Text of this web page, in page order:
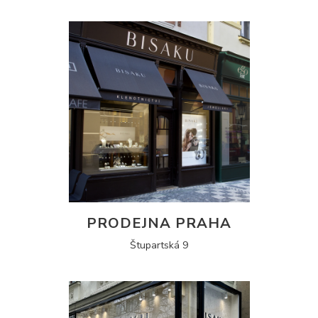
PRODEJNA PRAHA
Štupartská 9